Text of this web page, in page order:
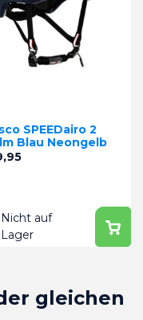
SPEEDairo 2
Blau Neongelb
Nicht auf
Lager
gleichen